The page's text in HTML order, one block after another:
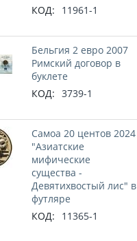
КОД:
11961-1
Бельгия 2 евро 2007
Римский договор в
буклете
КОД: 3739-1
Самоа 20 центов 2024
"Азиатские
мифические
существа -
Девятихвостый лис" в
футляре
КОД:
11365-1